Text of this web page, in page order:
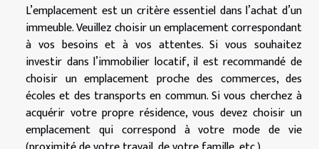
L’emplacement est un critère essentiel dans l’achat d’un
immeuble. Veuillez choisir un emplacement correspondant
à vos besoins et à vos attentes. Si vous souhaitez
investir dans l’immobilier locatif, il est recommandé de
choisir un emplacement proche des commerces, des
écoles et des transports en commun. Si vous cherchez à
acquérir votre propre résidence, vous devez choisir un
emplacement qui correspond à votre mode de vie